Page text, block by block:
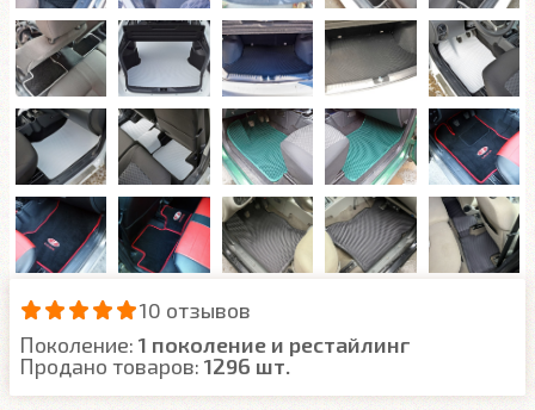
10 отзывов
Поколение: 1 поколение и рестайлинг
Продано товаров: 1296 шт.